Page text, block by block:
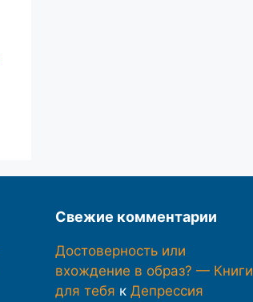
Свежие комментарии
Достоверность или
вхождение в образ? — Книги
для тебя к Депрессия